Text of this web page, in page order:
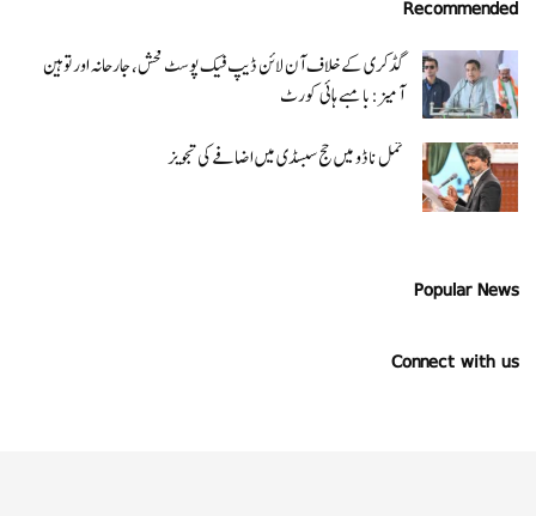
Recommended
گڈکری کے خلاف آن لائن ڈیپ فیک پوسٹ فحش، جارحانہ اور توہین
آمیز:بامبے ہائی کورٹ
تمل ناڈو میں حج سبسڈی میں اضافے کی تجویز
Popular News
Connect with us